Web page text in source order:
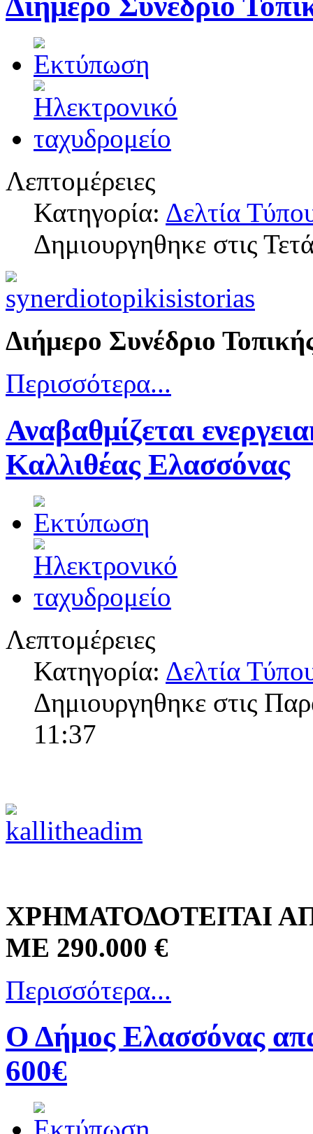
Λεπτομέρειες
Κατηγορία: Δελτία
Δημιουργηθηκε στις
Διήμερο Συνέδριο
Περισσότερα...
Αναβαθμίζεται
Καλλιθέας Ελασσόνας
Λεπτομέρειες
Κατηγορία: Δελτία
Δημιουργηθηκε στις
11:37
ΧΡΗΜΑΤΟΔΟΤΕΙΤΑΙ
ΜΕ 290.000 €
Περισσότερα...
Ο Δήμος Ελασσόνας
600€